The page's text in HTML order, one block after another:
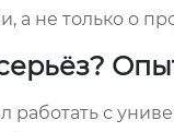
а не только о
работать с